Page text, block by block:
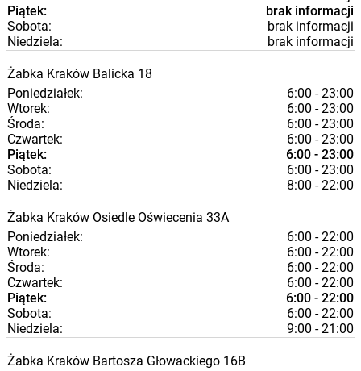
Piątek:
brak informacji
Sobota:
brak informacji
Niedziela:
brak informacji
Żabka Kraków Balicka 18
Poniedziałek:
6:00 - 23:00
Wtorek:
6:00 - 23:00
Środa:
6:00 - 23:00
Czwartek:
6:00 - 23:00
Piątek:
6:00 - 23:00
Sobota:
6:00 - 23:00
Niedziela:
8:00 - 22:00
Żabka Kraków Osiedle Oświecenia 33A
Poniedziałek:
6:00 - 22:00
Wtorek:
6:00 - 22:00
Środa:
6:00 - 22:00
Czwartek:
6:00 - 22:00
Piątek:
6:00 - 22:00
Sobota:
6:00 - 22:00
Niedziela:
9:00 - 21:00
Żabka Kraków Bartosza Głowackiego 16B